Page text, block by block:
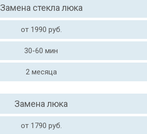
Замена стекла люка
от 1990 руб.
30-60 мин
2 месяца
Замена люка
от 1790 руб.